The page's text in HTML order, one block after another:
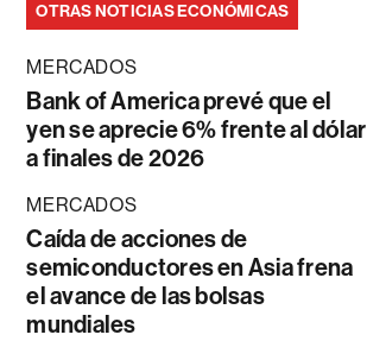
OTRAS NOTICIAS ECONÓMICAS
MERCADOS
Bank of America prevé que el
yen se aprecie 6% frente al dólar
a finales de 2026
MERCADOS
Caída de acciones de
semiconductores en Asia frena
el avance de las bolsas
mundiales